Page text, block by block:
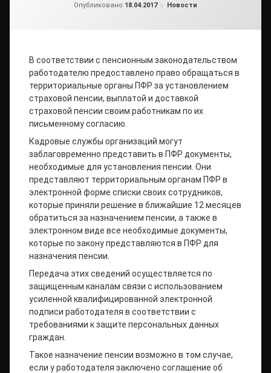
Опубликовано 18.04.2017 Рубрики:
Новости
В соответствии с пенсионным законодательством
работодателю предоставлено право обращаться в
территориальные органы ПФР за установлением
страховой пенсии, выплатой и доставкой
страховой пенсии своим работникам по их
письменному согласию.
Кадровые службы организаций могут
заблаговременно представить в ПФР документы,
необходимые для установления пенсии. Они
представляют территориальным органам ПФР в
электронной форме списки своих сотрудников,
которые приняли решение в ближайшие 12 месяцев
обратиться за назначением пенсии, а также в
электронном виде все необходимые документы,
которые по закону представляются в ПФР для
назначения пенсии.
Передача этих сведений осуществляется по
защищенным каналам связи с использованием
усиленной квалифицированной электронной
подписи работодателя в соответствии с
требованиями к защите персональных данных
граждан.
Такое назначение пенсии возможно в том случае,
если у работодателя заключено соглашение об